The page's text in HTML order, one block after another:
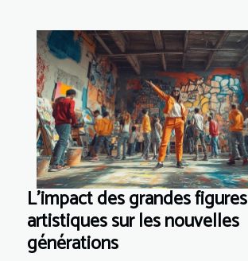
L'impact des grandes figures
artistiques sur les nouvelles
générations